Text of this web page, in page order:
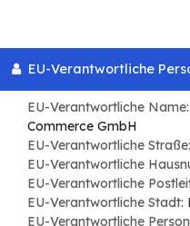
EU-Verantwortliche
EU-Verantwortliche Name:
Commerce GmbH
EU-Verantwortliche Straße:
EU-Verantwortliche
EU-Verantwortliche
EU-Verantwortliche Stadt:
EU-Verantwortliche